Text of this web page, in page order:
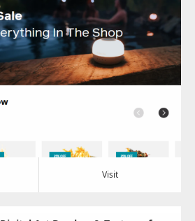
Update:2024.07.10
Category:その他
Visit